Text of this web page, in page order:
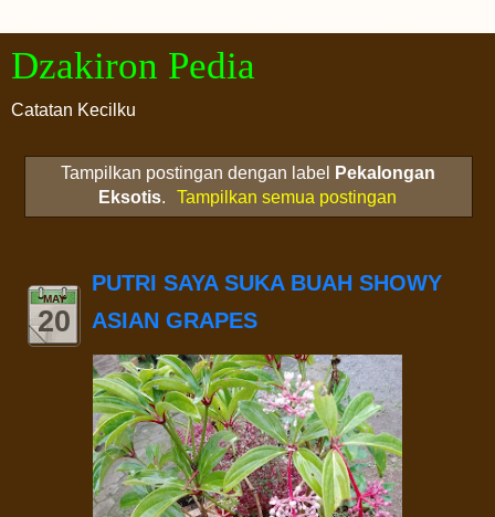
Dzakiron Pedia
Catatan Kecilku
Tampilkan postingan dengan label
Pekalongan
Eksotis. Tampilkan semua postingan
MAY
20
PUTRI SAYA SUKA BUAH SHOWY
ASIAN GRAPES